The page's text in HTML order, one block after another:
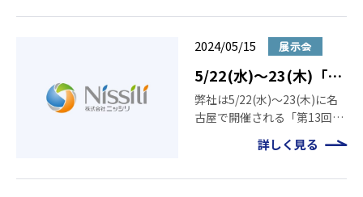
(金) 10:00～17:00 会場 イ
2024/05/15 展示会
5/22(水)～23(木)「第
13回 次世代ものづく
り基盤技術産業展」に
出展いたします
弊社は5/22(水)～23(木)に名
古屋で開催される「第13回
次世代ものづくり基盤技術産
業展―TECH Biz EXPO
詳しく見る